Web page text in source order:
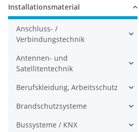
Installationsmaterial
Anschluss- /
Verbindungstechnik
Antennen- und
Satellitentechnik
Berufskleidung, Arbeitsschutz
Brandschutzsysteme
Bussysteme / KNX